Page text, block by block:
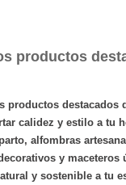
productos
productos destacados
calidez y estilo a tu
,alfombras
y maceteros
y sostenible a tu